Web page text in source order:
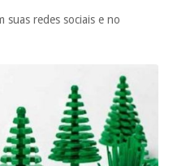
suas redes sociais e no